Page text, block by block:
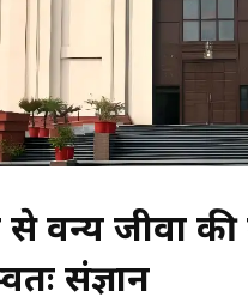
वन्य जीवों
संज्ञान